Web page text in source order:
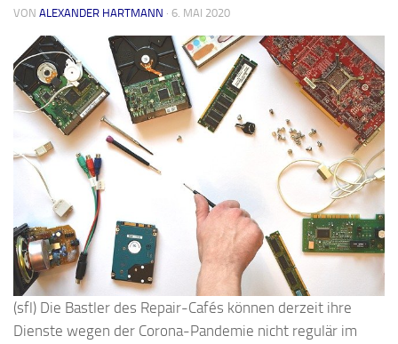
VON ALEXANDER HARTMANN · 6. MAI 2020
(sfl) Die Bastler des Repair-Cafés können derzeit ihre
Dienste wegen der Corona-Pandemie nicht regulär im